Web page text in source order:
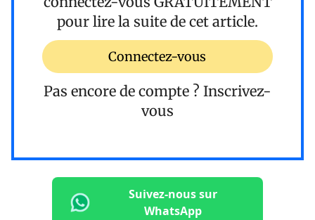
pour lire la suite de cet article.
Connectez-vous
Pas encore de compte ? Inscrivez-
vous
Suivez-nous sur
WhatsApp